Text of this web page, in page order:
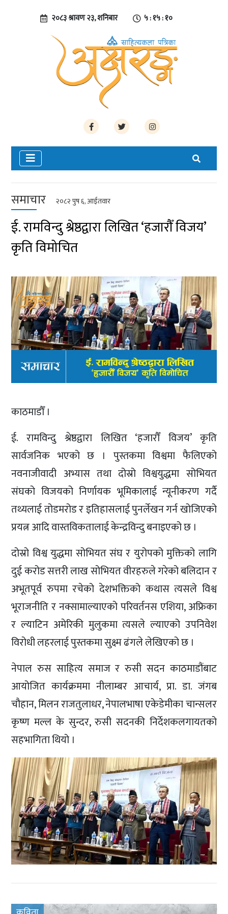
२०८३ श्रावण २३, शनिबार ५ : १५ : ११
समाचार २०८२ पुष ६, आईतवार
ई. रामविन्दु श्रेष्ठद्वारा लिखित ‘हजारौँ विजय’
कृति विमोचित
काठमाडौँ ।
ई. रामविन्दु श्रेष्ठद्वारा लिखित ‘हजारौँ विजय’ कृति
सार्वजनिक भएको छ । पुस्तकमा विश्वमा फैलिएको
नवनाजीवादी अभ्यास तथा दोस्रो विश्वयुद्धमा सोभियत
संघको विजयको निर्णायक भूमिकालाई न्यूनीकरण गर्दै
तथ्यलाई तोडमरोड र इतिहासलाई पुनर्लेखन गर्न खोजिएको
प्रयत्न आदि वास्तविकतालाई केन्द्रविन्दु बनाइएको छ ।
दोस्रो विश्व युद्धमा सोभियत संघ र युरोपको मुक्तिको लागि
दुई करोड सत्तरी लाख सोभियत वीरहरुले गरेको बलिदान र
अभूतपूर्व रुपमा रचेको देशभक्तिको कथास त्यसले विश्व
भूराजनीति र नक्सामाल्याएको परिवर्तनस एशिया, अफ्रिका
र ल्याटिन अमेरिकी मुलुकमा त्यसले ल्याएको उपनिवेश
विरोधी लहरलाई पुस्तकमा सुक्ष्म ढंगले लेखिएको छ ।
नेपाल रुस साहित्य समाज र रुसी सदन काठमाडौंबाट
आयोजित कार्यक्रममा नीलाम्बर आचार्य, प्रा. डा. जंगब
चौहान, मिलन राजतुलाधर, नेपालभाषा एकेडेमीका चान्सलर
कृष्ण मल्ल के सुन्दर, रुसी सदनकी निर्देशकलगायतको
सहभागिता थियो ।